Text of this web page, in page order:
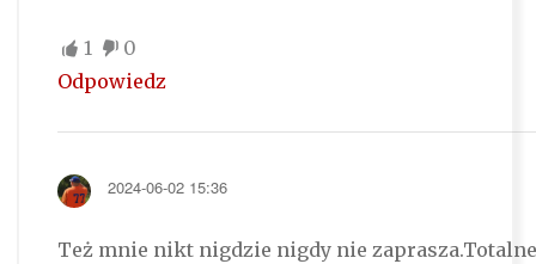
1
0
Odpowiedz
2024-06-02 15:36
Też mnie nikt nigdzie nigdy nie